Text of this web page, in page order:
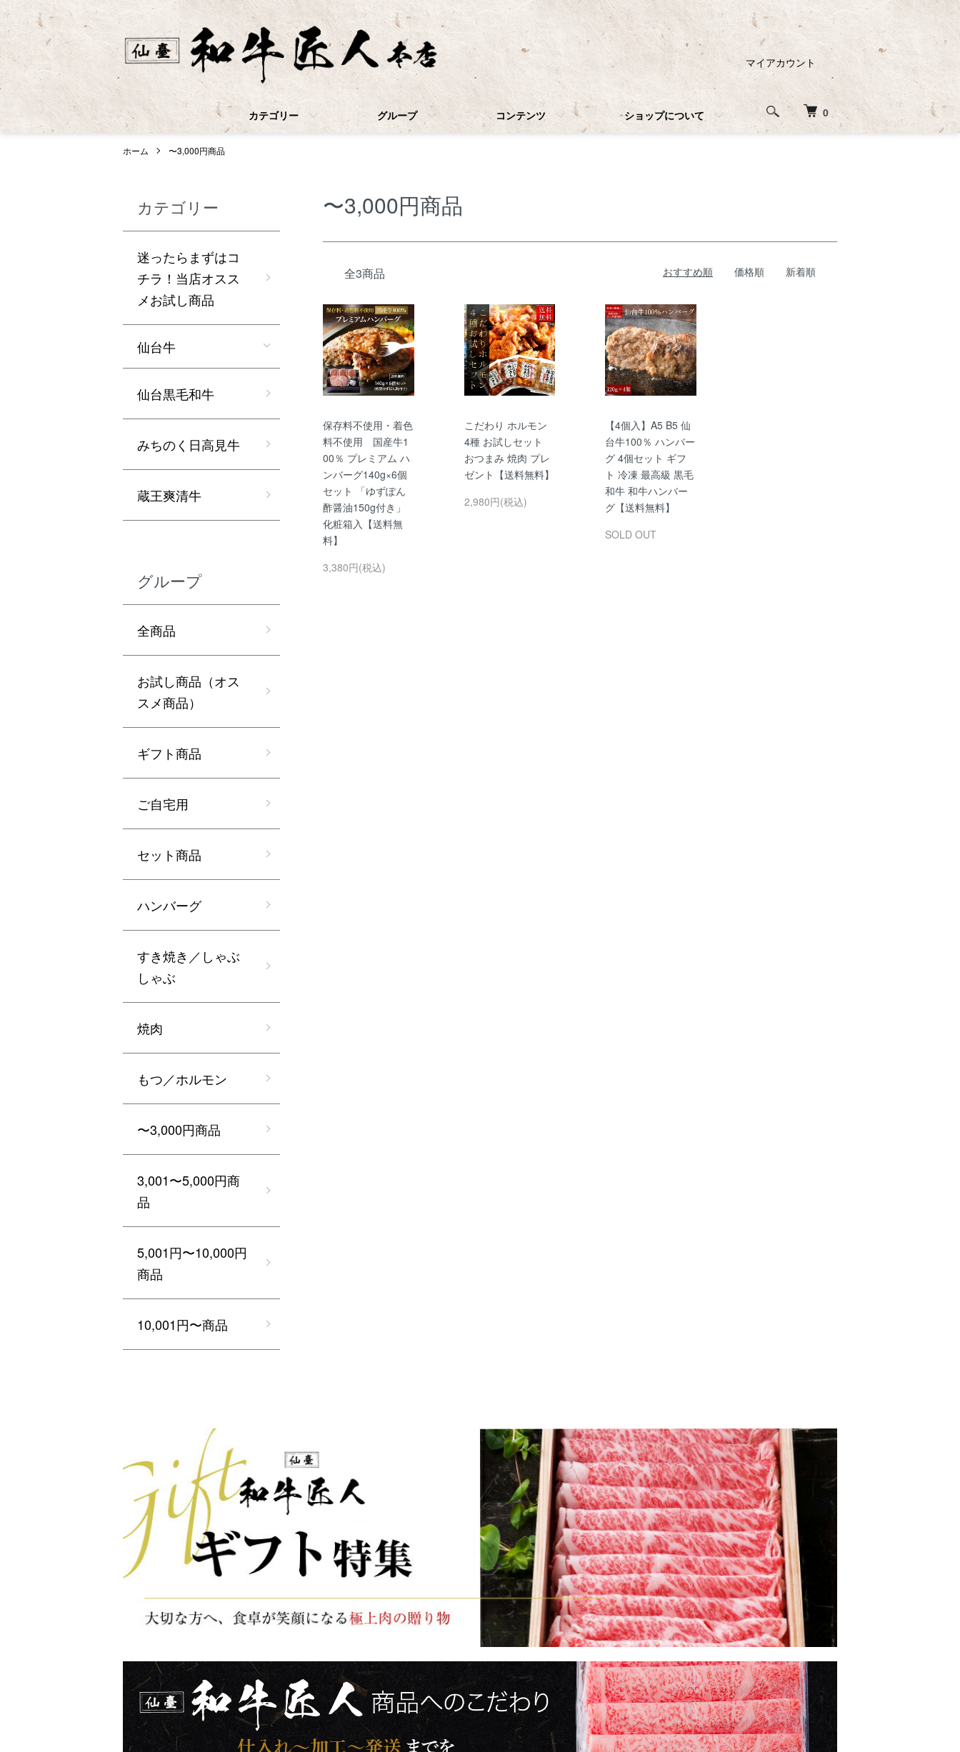
0
カテゴリー グループ コンテンツ ショップについて
マイアカウント
ホーム 〜3,000円商品
〜3,000円商品
全3商品 おすすめ順 価格順 新着順
保存料不使用・着色
料不使用 国産牛1
00％ プレミアム ハ
ンバーグ140g×6個
セット 「ゆずぽん
酢醤油150g付き」
化粧箱入【送料無
料】
3,380円(税込)
こだわり ホルモン
4種 お試しセット
おつまみ 焼肉 プレ
ゼント【送料無料】
2,980円(税込)
【4個入】A5 B5 仙
台牛100％ ハンバー
グ 4個セット ギフ
ト 冷凍 最高級 黒毛
和牛 和牛ハンバー
グ【送料無料】
SOLD OUT
カテゴリー
迷ったらまずはコ
チラ！当店オスス
メお試し商品
仙台牛
仙台黒毛和牛
みちのく日高見牛
蔵王爽清牛
グループ
全商品
お試し商品（オス
スメ商品）
ギフト商品
ご自宅用
セット商品
ハンバーグ
すき焼き／しゃぶ
しゃぶ
焼肉
もつ／ホルモン
〜3,000円商品
3,001〜5,000円商
品
5,001円〜10,000円
商品
10,001円〜商品